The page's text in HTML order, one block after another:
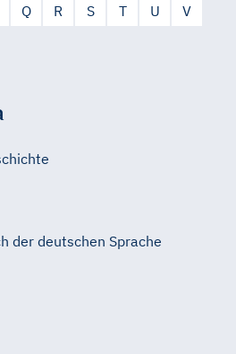
Q R S T U
V
der deutschen Sprache